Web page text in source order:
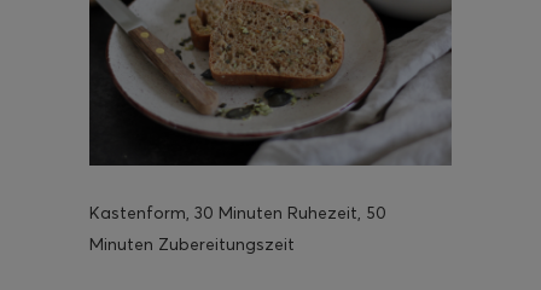
Kastenform, 30 Minuten Ruhezeit, 50
Minuten Zubereitungszeit